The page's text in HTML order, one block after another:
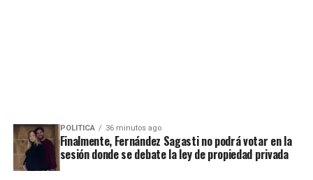
POLITICA 36 minutos ago
Finalmente, Fernández Sagasti no podrá votar en la
sesión donde se debate la ley de propiedad privada